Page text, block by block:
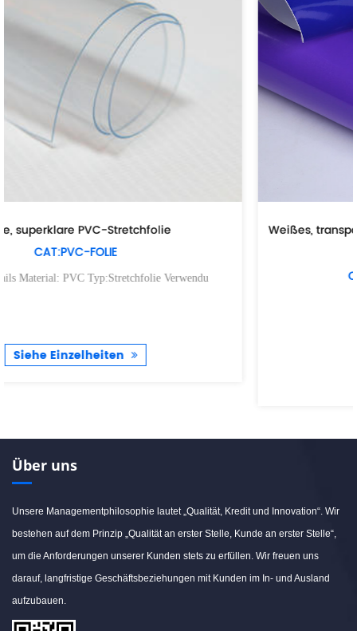
Weißes, transparentes, schwarzgraues,
CAT:SELBSTKLEBENDES VINYL
Über uns
Unsere Managementphilosophie lautet „Qualität, Kredit und Innovation“. Wir
bestehen auf dem Prinzip „Qualität an erster Stelle, Kunde an erster Stelle“,
um die Anforderungen unserer Kunden stets zu erfüllen. Wir freuen uns
darauf, langfristige Geschäftsbeziehungen mit Kunden im In- und Ausland
aufzubauen.